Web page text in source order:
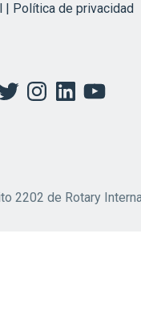
| Política de privacidad
InstagramLinkedInYouTube
2202 de Rotary